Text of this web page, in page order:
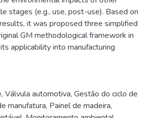
stages (e.g., use, post-use). Based on
it was proposed three simplified
GM methodological framework in
applicability into manufacturing
, Válvula automotiva, Gestão do ciclo de
manufatura, Painel de madeira,